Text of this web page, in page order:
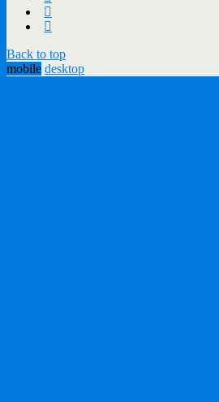
Back to top
mobile desktop